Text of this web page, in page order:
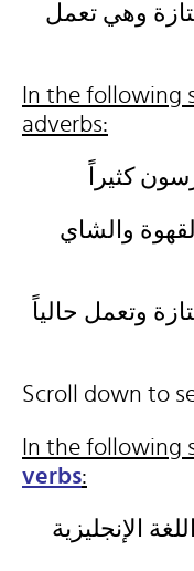
وهي تعمل
In the following
adverbs:
والشاي
وتعمل حالياً
Scroll down to
In the following
verbs:
اللغة الإنجليزية